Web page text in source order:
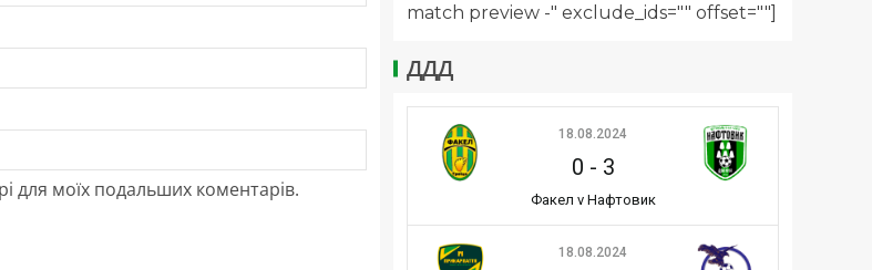
для моїх подальших коментарів.
match preview -" exclude_ids="" offset=""]
ДДД
18.08.2024
0 - 3
Факел v Нафтовик
18.08.2024